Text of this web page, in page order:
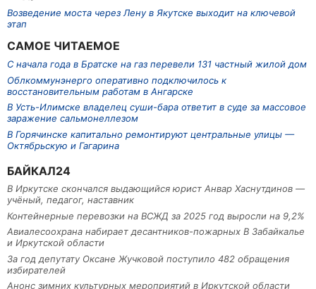
Возведение моста через Лену в Якутске выходит на ключевой
этап
САМОЕ ЧИТАЕМОЕ
С начала года в Братске на газ перевели 131 частный жилой дом
Облкоммунэнерго оперативно подключилось к
восстановительным работам в Ангарске
В Усть-Илимске владелец суши-бара ответит в суде за массовое
заражение сальмонеллезом
В Горячинске капитально ремонтируют центральные улицы —
Октябрьскую и Гагарина
БАЙКАЛ24
В Иркутске скончался выдающийся юрист Анвар Хаснутдинов —
учёный, педагог, наставник
Контейнерные перевозки на ВСЖД за 2025 год выросли на 9,2%
Авиалесоохрана набирает десантников-пожарных В Забайкалье
и Иркутской области
За год депутату Оксане Жучковой поступило 482 обращения
избирателей
Анонс зимних культурных мероприятий в Иркутской области